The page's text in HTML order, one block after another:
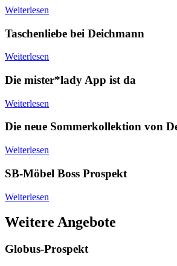
Weiterlesen
Taschenliebe bei Deichmann
Weiterlesen
Die mister*lady App ist da
Weiterlesen
Die neue Sommerkollektion von
Weiterlesen
SB-Möbel Boss Prospekt
Weiterlesen
Weitere Angebote
Globus-Prospekt